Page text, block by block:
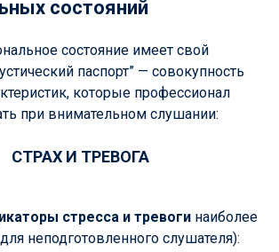
состояний
состояние имеет свой
паспорт” — совокупность
которые профессионал
при внимательном слушании:
СТРАХ И ТРЕВОГА
стресса и тревоги наиболее
неподготовленного слушателя):